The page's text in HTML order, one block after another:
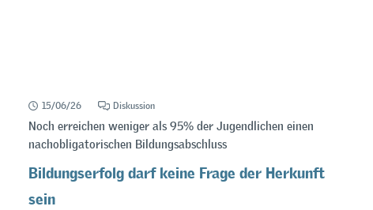
15/06/26 Diskussion
Noch erreichen weniger als 95% der Jugendlichen einen
nachobligatorischen Bildungsabschluss
Bildungserfolg darf keine Frage der Herkunft
sein